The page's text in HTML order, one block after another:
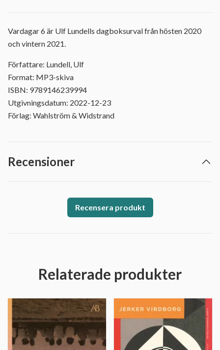
Vardagar 6 är Ulf Lundells dagboksurval från hösten 2020
och vintern 2021.
Författare: Lundell, Ulf
Format: MP3-skiva
ISBN: 9789146239994
Utgivningsdatum: 2022-12-23
Förlag: Wahlström & Widstrand
Recensioner
Recensera produkt
Relaterade produkter